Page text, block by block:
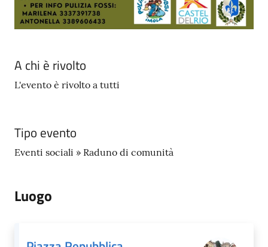
A chi è rivolto
L'evento è rivolto a tutti
Tipo evento
Eventi sociali » Raduno di comunità
Luogo